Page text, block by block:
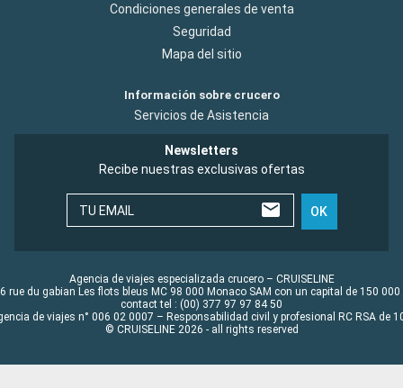
Condiciones generales de venta
Seguridad
Mapa del sitio
Información sobre crucero
Servicios de Asistencia
Newsletters
Recibe nuestras exclusivas ofertas
TU EMAIL OK
Agencia de viajes especializada crucero – CRUISELINE
rue du gabian Les flots bleus MC 98 000 Monaco SAM con un capital de 150 000
contact tel : (00) 377 97 97 84 50
de viajes n° 006 02 0007 – Responsabilidad civil y profesional RC RSA de
© CRUISELINE 2026 - all rights reserved